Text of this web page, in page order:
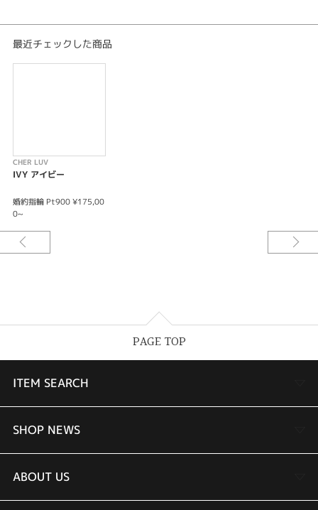
※価格は税込みになります。
最近チェックした商品
CHER LUV
IVY アイビー
婚約指輪 Pt900 ¥175,00
0~
PAGE TOP
ITEM SEARCH
婚約指輪
結婚指輪
SHOP NEWS
TAKEUCHI BRIDAL金沢本店情報
ABOUT US